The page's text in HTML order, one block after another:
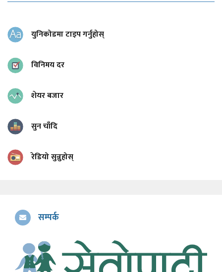
युनिकोडमा टाइप गर्नुहोस्
विनिमय दर
शेयर बजार
सुन चाँदि
रेडियो सुन्नुहोस्
सम्पर्क